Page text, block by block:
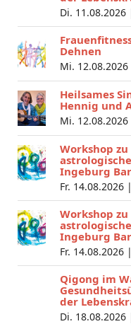
Di. 11.08.2026
Dehnen
Mi.
Heilsames
Hennig und
Mi.
Workshop
Ingeburg
Fr. 14.08.2026 |
Workshop
Ingeburg
Fr. 14.08.2026 |
Qigong im
der
Di. 18.08.2026